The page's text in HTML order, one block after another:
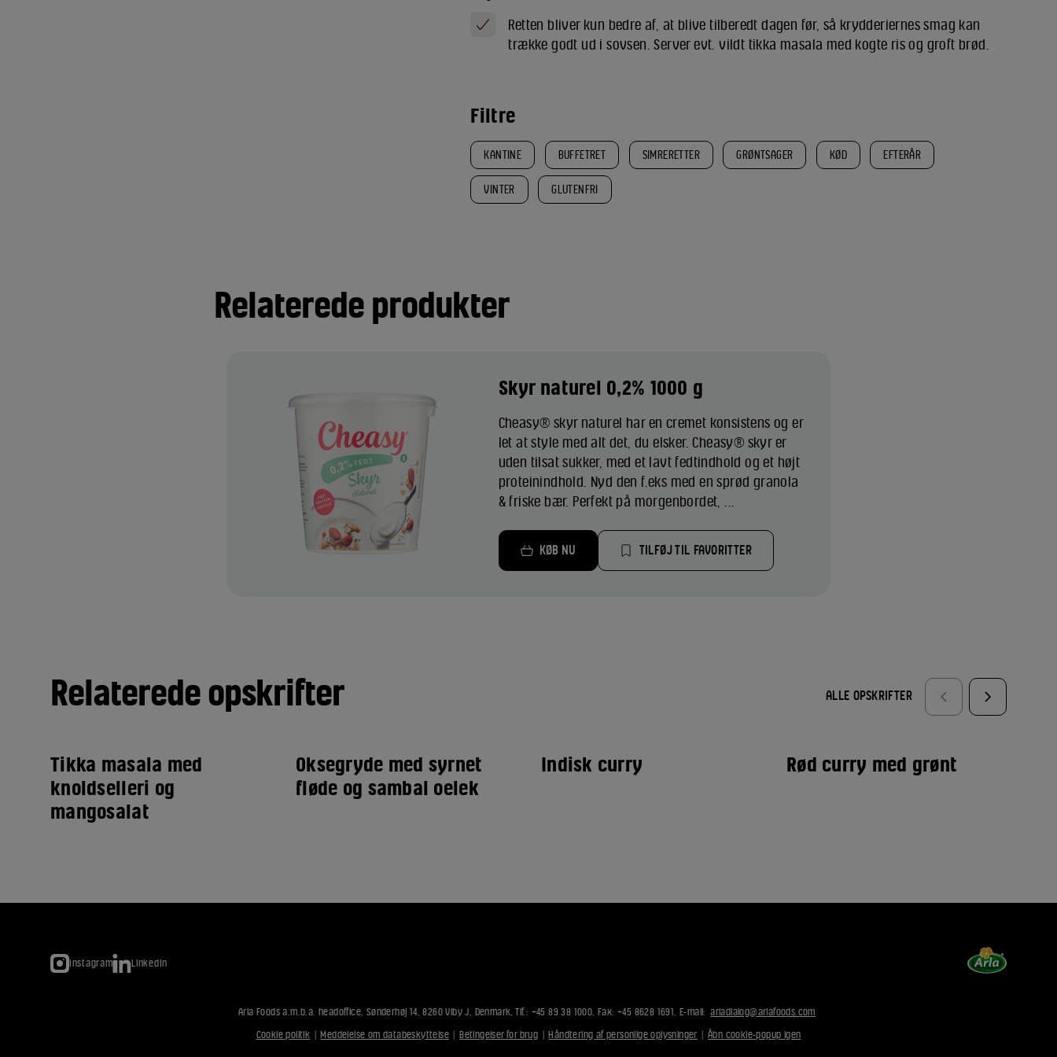
Retten bliver kun bedre af, at blive tilberedt dagen før, så krydderiernes smag kan
trække godt ud i sovsen. Server evt. vildt tikka masala med kogte ris og groft brød.
Filtre
KANTINE BUFFETRET SIMRERETTER GRØNTSAGER KØD EFTERÅR
VINTER GLUTENFRI
Relaterede produkter
Skyr naturel 0,2% 1000 g
Cheasy® skyr naturel har en cremet konsistens og er
let at style med alt det, du elsker. Cheasy® skyr er
uden tilsat sukker, med et lavt fedtindhold og et højt
proteinindhold. Nyd den f.eks med en sprød granola
& friske bær. Perfekt på morgenbordet, ...
KØB NU TILFØJ TIL FAVORITTER
Relaterede opskrifter ALLE OPSKRIFTER
Tikka masala med
knoldselleri og
mangosalat
Oksegryde med syrnet
fløde og sambal oelek
Indisk curry Rød curry med grønt
Instagram LinkedIn
Arla Foods a.m.b.a. headoffice, Sønderhøj 14, 8260 Viby J, Denmark, Tlf.: +45 89 38 1000, Fax: +45 8628 1691, E-mail: arladialog@arlafoods.com
Cookie politik | Meddelelse om databeskyttelse | Betingelser for brug | Håndtering af personlige oplysninger | Åbn cookie-popup igen